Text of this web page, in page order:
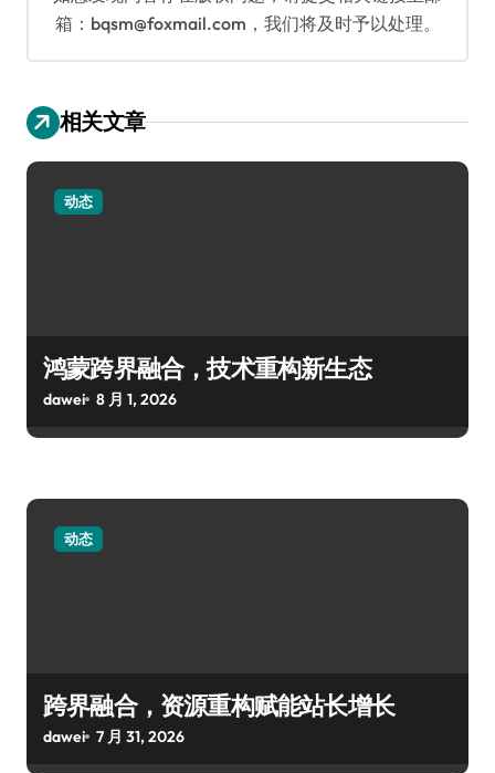
箱：bqsm@foxmail.com，我们将及时予以处理。
相关文章
动态
鸿蒙跨界融合，技术重构新生态
dawei 8 月 1, 2026
动态
跨界融合，资源重构赋能站长增长
dawei 7 月 31, 2026